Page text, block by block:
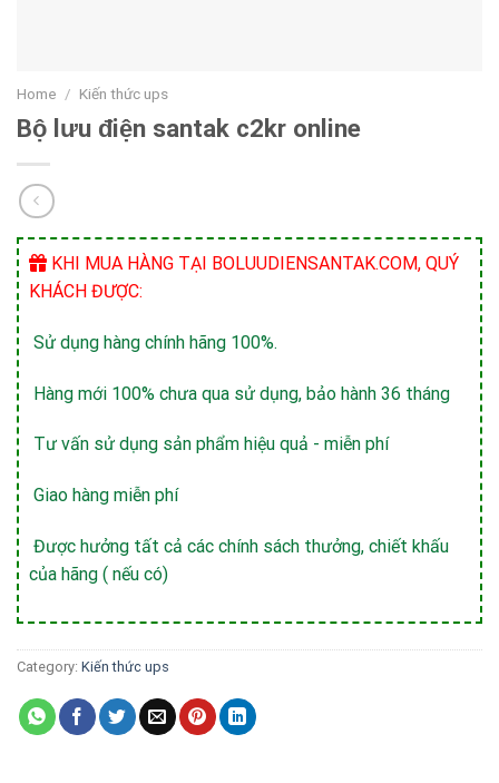
Home / Kiến thức ups
Bộ lưu điện santak c2kr online
KHI MUA HÀNG TẠI BOLUUDIENSANTAK.COM, QUÝ
KHÁCH ĐƯỢC:
Sử dụng hàng chính hãng 100%.
Hàng mới 100% chưa qua sử dụng, bảo hành 36 tháng
Tư vấn sử dụng sản phẩm hiệu quả - miễn phí
Giao hàng miễn phí
Được hưởng tất cả các chính sách thưởng, chiết khấu
của hãng ( nếu có)
Category: Kiến thức ups